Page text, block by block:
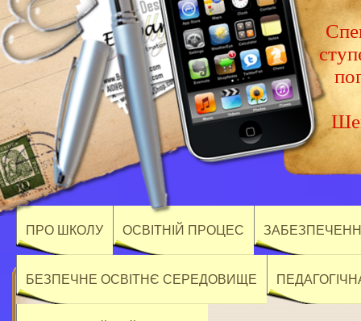
ПРО ШКОЛУ ОСВІТНІЙ ПРОЦЕС
БЕЗПЕЧНЕ ОСВІТНЄ СЕРЕДОВИЩЕ